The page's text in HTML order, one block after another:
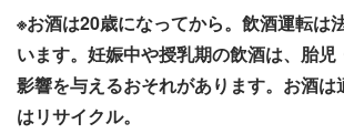
※お酒は20歳になってから。飲酒運転は
います。妊娠中や授乳期の飲酒は、胎
影響を与えるおそれがあります。お酒は
はリサイクル。